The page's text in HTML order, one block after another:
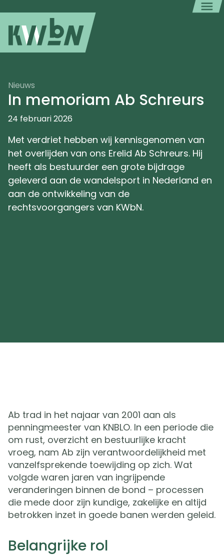
Nieuws
In memoriam Ab Schreurs
24 februari 2026
Met verdriet hebben wij kennisgenomen van
het overlijden van ons Erelid Ab Schreurs. Hij
heeft als bestuurder een grote bijdrage
geleverd aan de wandelsport in Nederland en
aan de ontwikkeling van de
rechtsvoorgangers van KWbN.
Ab trad in het najaar van 2001 aan als
penningmeester van KNBLO. In een periode die
om rust, overzicht en bestuurlijke kracht
vroeg, nam Ab zijn verantwoordelijkheid met
vanzelfsprekende toewijding op zich. Wat
volgde waren jaren van ingrijpende
veranderingen binnen de bond – processen
die mede door zijn kundige, zakelijke en altijd
betrokken inzet in goede banen werden geleid.
Belangrijke rol